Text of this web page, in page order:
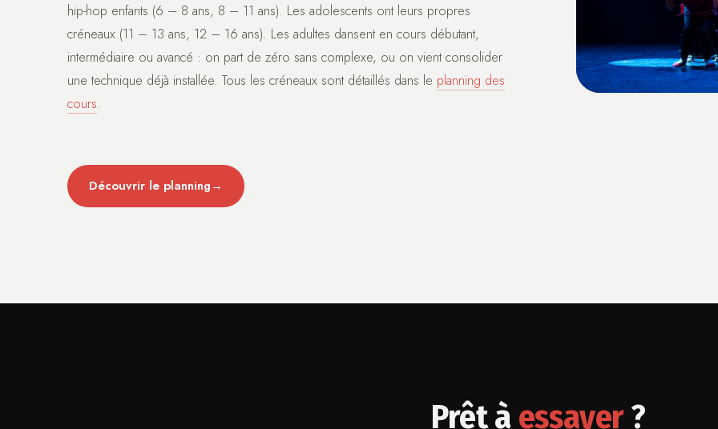
hip-hop enfants (6 – 8 ans, 8 – 11 ans). Les adolescents ont leurs propres
créneaux (11 – 13 ans, 12 – 16 ans). Les adultes dansent en cours débutant,
intermédiaire ou avancé : on part de zéro sans complexe, ou on vient consolider
une technique déjà installée. Tous les créneaux sont détaillés dans le planning des
cours.
Découvrir le planning→
Prêt à essayer?